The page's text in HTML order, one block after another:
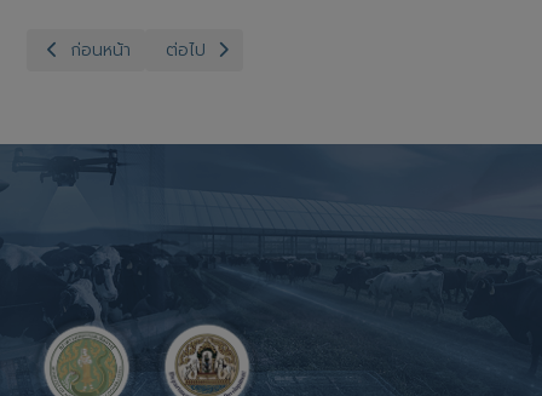
เนื้อหาก่อนหน้า: สำนักงานปศุสัตว์อำเภอป่าโมกออกพื้นที่เก็บตัวอย่าง
ก่อนหน้า เนื้อหาถัดไป: สำนักงานปศุสัตว์จังหวัดอ่างทอง กลุ่
ต่อไป